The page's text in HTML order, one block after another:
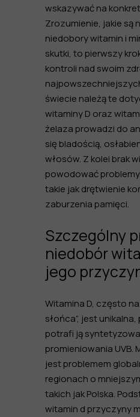
wskazywać na
Zrozumienie, jakie są
niedobory witamin i
skutki, to pierwszy
kontroli nad swoim
świecie należą te
witaminy D oraz
żelaza prowadzi do
się bladością,
włosów. Z kolei brak
powodować
takie jak drętwienie
zaburzenia pamięci.
Szczególny
niedobór
jego
Witamina D, często
słońca”, jest
potrafi ją
promieniowania UVB.
jest problemem
regionach o
takich jak Polska.
witamin d przyczyny